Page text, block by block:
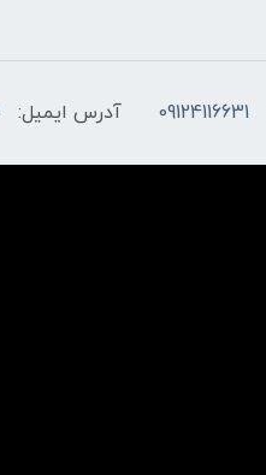
09124116631 آدرس ایمیل: